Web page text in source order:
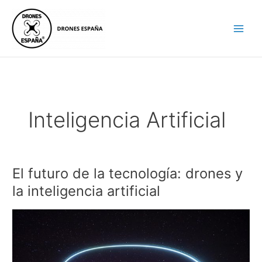
contenido
Inteligencia Artificial
El futuro de la tecnología: drones y
la inteligencia artificial
El
futuro
de
la
tecnología: